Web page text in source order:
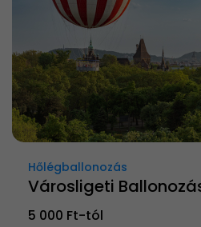
Hőlégballonozás
Városligeti
5 000 Ft-tól